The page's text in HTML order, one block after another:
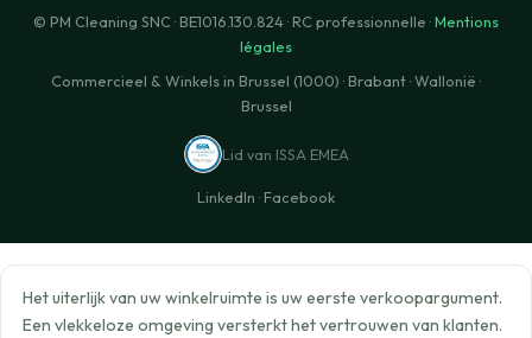
© PM Cleaning SNC · BE1016.130.824 · RC professionnelle ·Mentions
légales
Commercieel & Winkels in Brussel (1000) · Brabant · Wallonië ·
Brussel
Lid van ISSA EMEA
LinkedIn · Facebook
Het uiterlijk van uw winkelruimte is uw eerste verkoopargument.
Een vlekkeloze omgeving versterkt het vertrouwen van klanten.